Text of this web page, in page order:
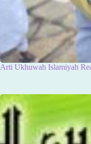
Arti Ukhuwah Islamiyah